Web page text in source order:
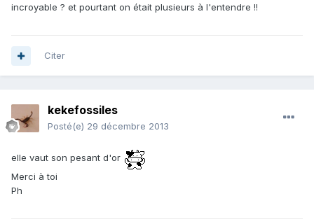
incroyable ? et pourtant on était plusieurs à l'entendre !!
Citer
kekefossiles
Posté(e) 29 décembre 2013
elle vaut son pesant d'or
Merci à toi
Ph